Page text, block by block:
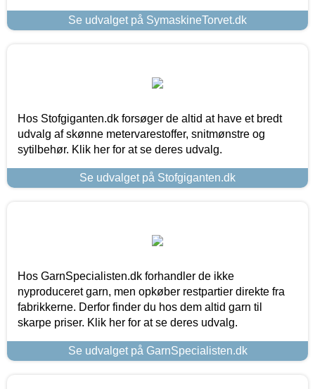
Se udvalget på SymaskineTorvet.dk
Hos Stofgiganten.dk forsøger de altid at have et bredt
udvalg af skønne metervarestoffer, snitmønstre og
sytilbehør. Klik her for at se deres udvalg.
Se udvalget på Stofgiganten.dk
Hos GarnSpecialisten.dk forhandler de ikke
nyproduceret garn, men opkøber restpartier direkte fra
fabrikkerne. Derfor finder du hos dem altid garn til
skarpe priser. Klik her for at se deres udvalg.
Se udvalget på GarnSpecialisten.dk